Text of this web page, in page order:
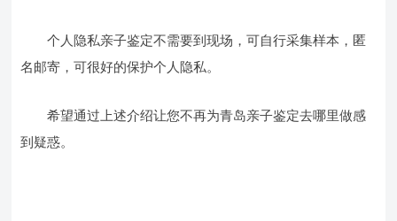
个人隐私亲子鉴定不需要到现场，可自行采集样本，匿
名邮寄，可很好的保护个人隐私。
希望通过上述介绍让您不再为青岛亲子鉴定去哪里做感
到疑惑。